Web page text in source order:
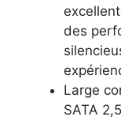
des
Large
SATA